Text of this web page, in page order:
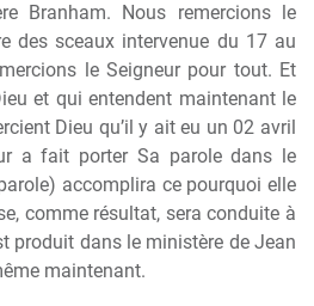
Branham. Nous remercions le
des sceaux intervenue du 17 au
le Seigneur pour tout. Et
et qui entendent maintenant le
Dieu qu’il y ait eu un 02 avril
a fait porter Sa parole dans le
accomplira ce pourquoi elle
comme résultat, sera conduite à
produit dans le ministère de Jean
maintenant.